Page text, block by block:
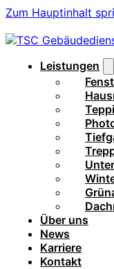
Zum Hauptinhalt
Leistungen
Über uns
News
Karriere
Kontakt